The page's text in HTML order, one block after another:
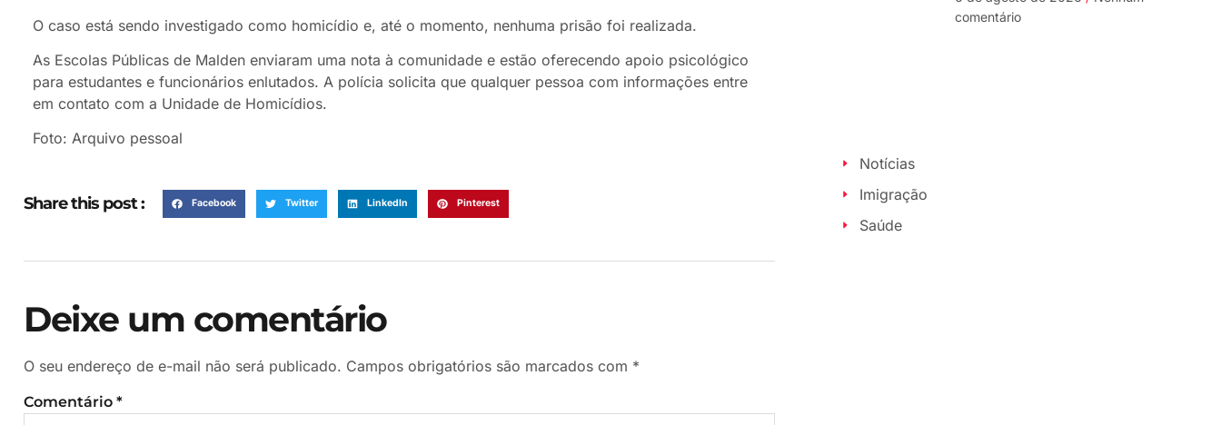
O caso está sendo investigado como homicídio e, até o momento, nenhuma prisão foi realizada.
As Escolas Públicas de Malden enviaram uma nota à comunidade e estão oferecendo apoio psicológico
para estudantes e funcionários enlutados. A polícia solicita que qualquer pessoa com informações entre
em contato com a Unidade de Homicídios.
Foto: Arquivo pessoal
Share this post : Facebook Twitter LinkedIn Pinterest
Deixe um comentário
O seu endereço de e-mail não será publicado. Campos obrigatórios são marcados com *
Comentário *
comentário
Notícias
Imigração
Saúde